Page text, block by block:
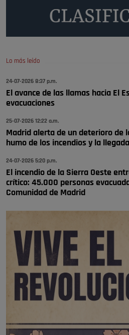
Será amigo de alguien importante...en el
Policía o en la politica
Pozuelo de Alarcón
🔴 EXCLUSIVA | El
se va porke no tiene piscina 🤪🤪🤪
Pozuelo de Alarcón
🔴 EXCLUSIVA | El
Lo más leído
24-07-2026 8:37 p.m.
El avance de las llamas hacia El
evacuaciones
25-07-2026 12:22 a.m.
Madrid alerta de un deterioro de
humo de los incendios y la
24-07-2026 5:20 p.m.
El incendio de la Sierra Oeste
crítico: 45.000 personas
Comunidad de Madrid